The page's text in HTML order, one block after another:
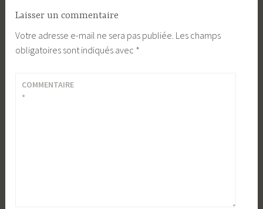
Laisser un commentaire
Votre adresse e-mail ne sera pas publiée. Les champs
obligatoires sont indiqués avec *
COMMENTAIRE
*